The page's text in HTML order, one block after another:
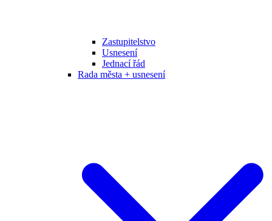
Zastupitelstvo
Usnesení
Jednací řád
Rada města + usnesení